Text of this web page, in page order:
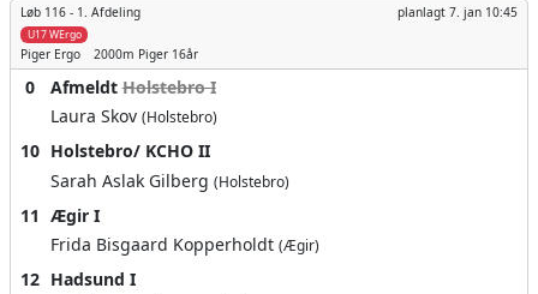
Løb 116 - 1. Afdeling planlagt 7. jan 10:45
U17 WErgo
Piger Ergo 2000m Piger 16år
0 AfmeldtHolstebro I
Laura Skov (Holstebro)
10 Holstebro/ KCHO II
Sarah Aslak Gilberg (Holstebro)
11 Ægir I
Frida Bisgaard Kopperholdt (Ægir)
12 Hadsund I